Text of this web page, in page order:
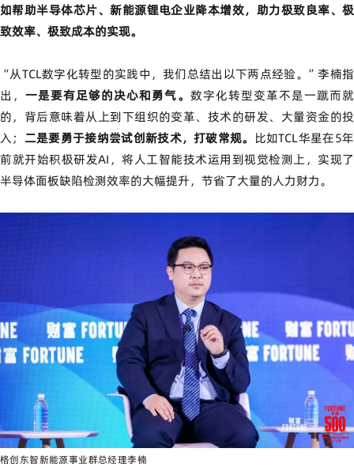
如帮助半导体芯片、新能源锂电企业降本增效，助力极致良率、极
致效率、极致成本的实现。
“从TCL数字化转型的实践中，我们总结出以下两点经验。”李楠指
出，一是要有足够的决心和勇气。 数字化转型变革不是一蹴而就
的，背后意味着从上到下组织的变革、技术的研发、大量资金的投
入； 二是要勇于接纳尝试创新技术，打破常规。 比如TCL华星在5年
前就开始积极研发AI，将人工智能技术运用到视觉检测上，实现了
半导体面板缺陷检测效率的大幅提升，节省了大量的人力财力。
格创东智新能源事业群总经理李楠